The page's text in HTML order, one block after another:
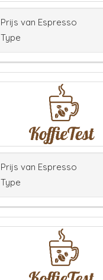
Prijs van Espresso
Type
Prijs van Espresso
Type